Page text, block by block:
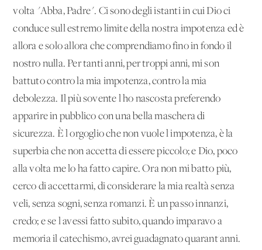
volta "Abba, Padre". Ci sono degli istanti in cui Dio ci
conduce sull'estremo limite della nostra impotenza ed è
allora e solo allora che comprendiamo fino in fondo il
nostro nulla. Per tanti anni, per troppi anni, mi son
battuto contro la mia impotenza, contro la mia
debolezza. Il più sovente l'ho nascosta preferendo
apparire in pubblico con una bella maschera di
sicurezza. È l'orgoglio che non vuole l'impotenza, è la
superbia che non accetta di essere piccolo; e Dio, poco
alla volta me lo ha fatto capire. Ora non mi batto più,
cerco di accettarmi, di considerare la mia realtà senza
veli, senza sogni, senza romanzi. È un passo innanzi,
credo; e se l'avessi fatto subito, quando imparavo a
memoria il catechismo, avrei guadagnato quarant'anni.